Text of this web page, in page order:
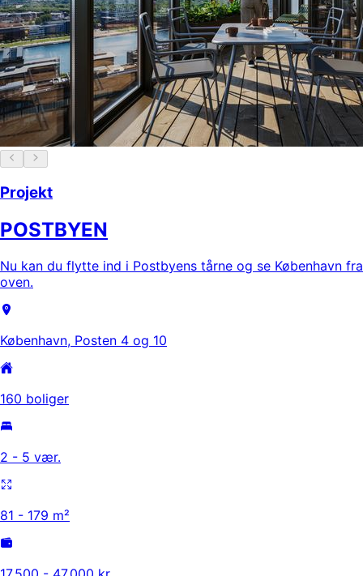
Projekt
POSTBYEN
Nu kan du flytte ind i Postbyens tårne og se København fra
oven.
København, Posten 4 og 10
160 boliger
2 - 5 vær.
81 - 179 m²